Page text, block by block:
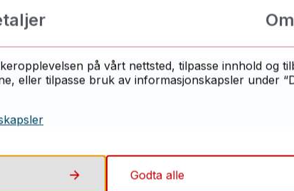
S...
fleste elever i Østfold trives på skolen, men det
som opplever mobbing i skolehverdagen. Det
Om
på vårt nettsted, tilpasse innhold og
eller tilpasse bruk av informasjonskapsler under
Godta alle